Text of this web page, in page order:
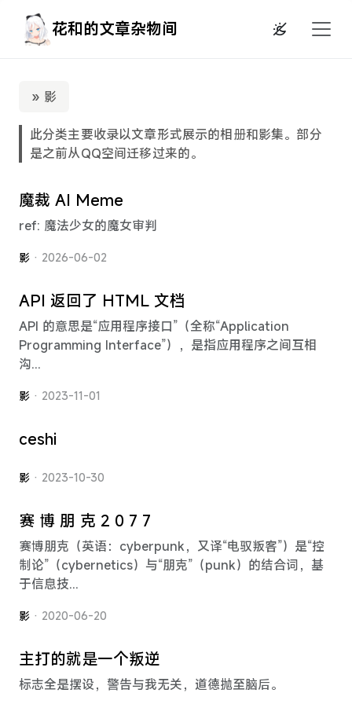
花和的文章杂物间
» 影
此分类主要收录以文章形式展示的相册和影集。部分
是之前从QQ空间迁移过来的。
魔裁 AI Meme
ref: 魔法少女的魔女审判
影 · 2026-06-02
API 返回了 HTML 文档
API 的意思是“应用程序接口”（全称“Application
Programming Interface”），是指应用程序之间互相
沟...
影 · 2023-11-01
ceshi
影 · 2023-10-30
赛 博 朋 克 2 0 7 7
赛博朋克（英语：cyberpunk，又译“电驭叛客”）是“控
制论”（cybernetics）与“朋克”（punk）的结合词，基
于信息技...
影 · 2020-06-20
主打的就是一个叛逆
标志全是摆设，警告与我无关，道德抛至脑后。